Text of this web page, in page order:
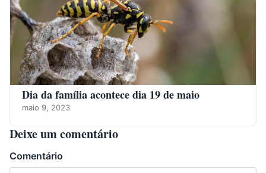
Dia da família acontece dia 19 de maio
maio 9, 2023
Deixe um comentário
Comentário